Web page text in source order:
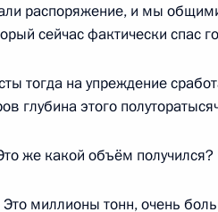
2017 года, понедельник
с директором Федеральной
Юрием Чиханчиным
распоряжение, и мы
сейчас фактически спас
тогда на упреждение
глубина этого
же какой объём получился?
Это миллионы тонн, очень